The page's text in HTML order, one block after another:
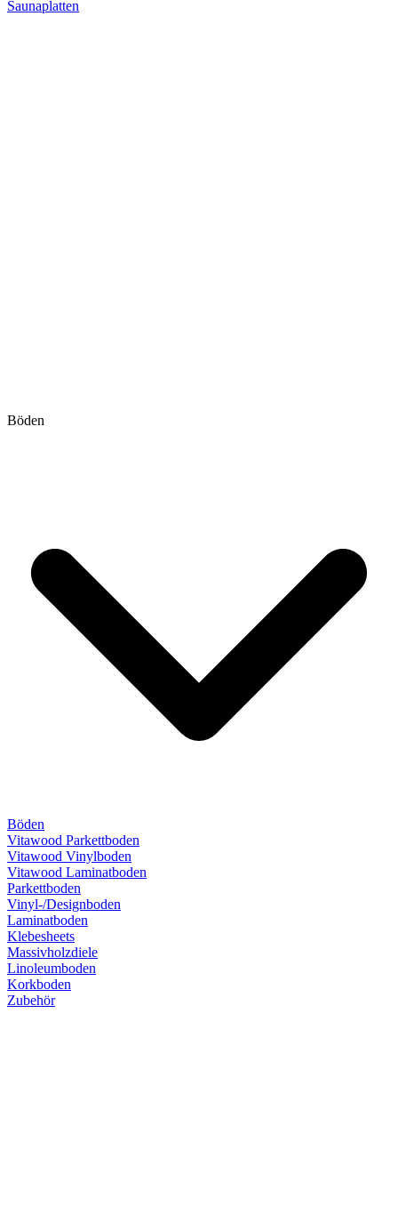
Saunaplatten
Böden
Böden
Vitawood Parkettboden
Vitawood Vinylboden
Vitawood Laminatboden
Parkettboden
Vinyl-/Designboden
Laminatboden
Klebesheets
Massivholzdiele
Linoleumboden
Korkboden
Zubehör